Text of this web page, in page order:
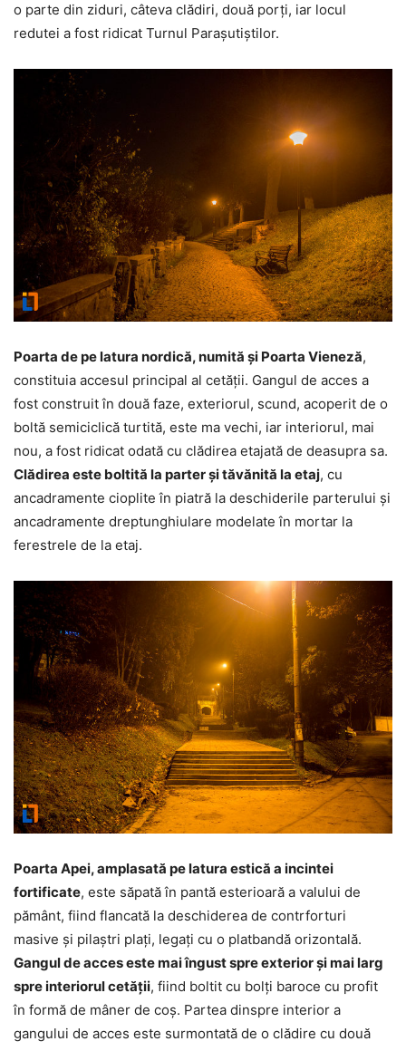
o parte din ziduri, câteva clădiri, două porți, iar locul
redutei a fost ridicat Turnul Parașutiștilor.
Poarta de pe latura nordică, numită și Poarta Vieneză,
constituia accesul principal al cetății. Gangul de acces a
fost construit în două faze, exteriorul, scund, acoperit de o
boltă semiciclică turtită, este ma vechi, iar interiorul, mai
nou, a fost ridicat odată cu clădirea etajată de deasupra sa.
Clădirea este boltită la parter și tăvănită la etaj, cu
ancadramente cioplite în piatră la deschiderile parterului și
ancadramente dreptunghiulare modelate în mortar la
ferestrele de la etaj.
Poarta Apei, amplasată pe latura estică a incintei
fortificate, este săpată în pantă esterioară a valului de
pământ, fiind flancată la deschiderea de contrforturi
masive și pilaștri plați, legați cu o platbandă orizontală.
Gangul de acces este mai îngust spre exterior și mai larg
spre interiorul cetății, fiind boltit cu bolți baroce cu profit
în formă de mâner de coș. Partea dinspre interior a
gangului de acces este surmontată de o clădire cu două